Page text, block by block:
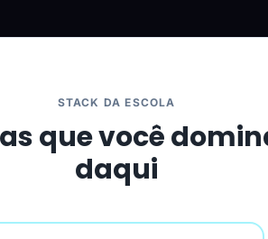
STACK DA ESCOLA
que você
daqui